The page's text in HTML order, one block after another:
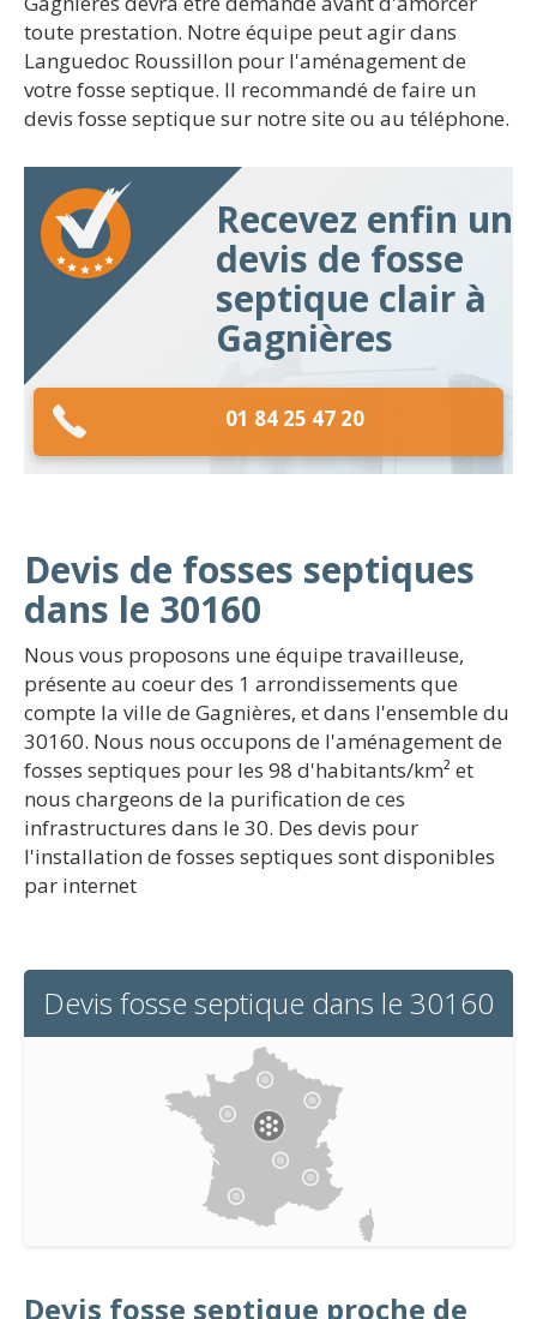
toute prestation. Notre équipe peut agir dans
Languedoc Roussillon pour l'aménagement de
votre fosse septique. Il recommandé de faire un
devis fosse septique sur notre site ou au téléphone.
Recevez enfin un
devis de fosse
septique clair à
Gagnières
01 84 25 47 20
Devis de fosses septiques
dans le 30160
Nous vous proposons une équipe travailleuse,
présente au coeur des 1 arrondissements que
compte la ville de Gagnières, et dans l'ensemble du
30160. Nous nous occupons de l'aménagement de
fosses septiques pour les 98 d'habitants/km² et
nous chargeons de la purification de ces
infrastructures dans le 30. Des devis pour
l'installation de fosses septiques sont disponibles
par internet
Devis fosse septique dans le 30160
Devis fosse septique proche de